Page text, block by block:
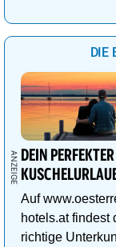
DIE
DEIN PERFEKTER
Auf
hotels.at findest
richtige